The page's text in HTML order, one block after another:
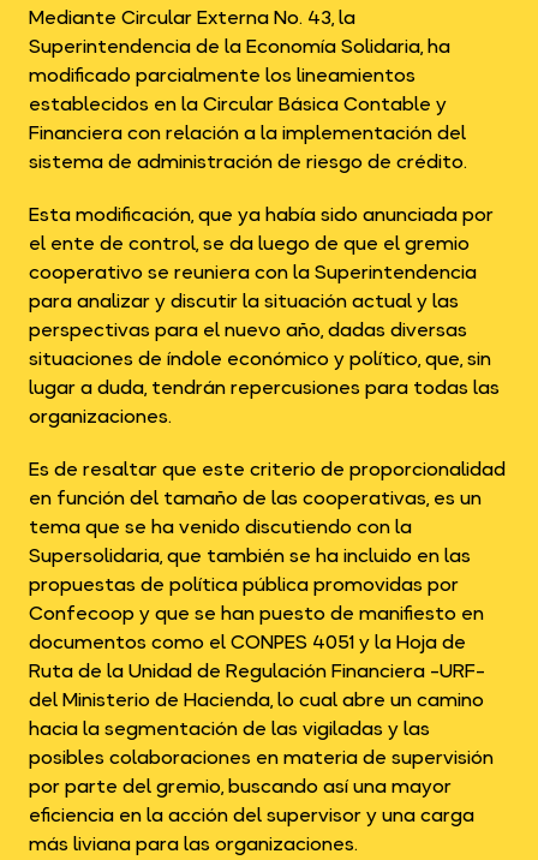
Mediante Circular Externa No. 43, la
Superintendencia de la Economía Solidaria, ha
modificado parcialmente los lineamientos
establecidos en la Circular Básica Contable y
Financiera con relación a la implementación del
sistema de administración de riesgo de crédito.
Esta modificación, que ya había sido anunciada por
el ente de control, se da luego de que el gremio
cooperativo se reuniera con la Superintendencia
para analizar y discutir la situación actual y las
perspectivas para el nuevo año, dadas diversas
situaciones de índole económico y político, que, sin
lugar a duda, tendrán repercusiones para todas las
organizaciones.
Es de resaltar que este criterio de proporcionalidad
en función del tamaño de las cooperativas, es un
tema que se ha venido discutiendo con la
Supersolidaria, que también se ha incluido en las
propuestas de política pública promovidas por
Confecoop y que se han puesto de manifiesto en
documentos como el CONPES 4051 y la Hoja de
Ruta de la Unidad de Regulación Financiera -URF-
del Ministerio de Hacienda, lo cual abre un camino
hacia la segmentación de las vigiladas y las
posibles colaboraciones en materia de supervisión
por parte del gremio, buscando así una mayor
eficiencia en la acción del supervisor y una carga
más liviana para las organizaciones.